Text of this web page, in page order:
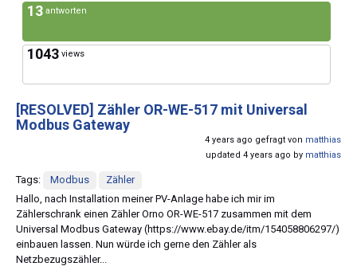
13 antworten
1043 views
[RESOLVED] Zähler OR-WE-517 mit Universal
Modbus Gateway
4 years ago gefragt von matthias
updated 4 years ago by matthias
Tags: Modbus
Zähler
Hallo, nach Installation meiner PV-Anlage habe ich mir im
Zählerschrank einen Zähler Orno OR-WE-517 zusammen mit dem
Universal Modbus Gateway (https://www.ebay.de/itm/154058806297/)
einbauen lassen. Nun würde ich gerne den Zähler als
Netzbezugszähler...